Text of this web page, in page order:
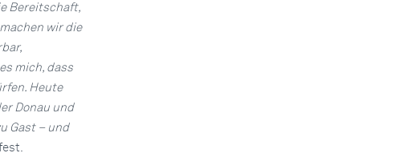
Bereitschaft,
wir die
mich, dass
Heute
Donau und
Gast – und